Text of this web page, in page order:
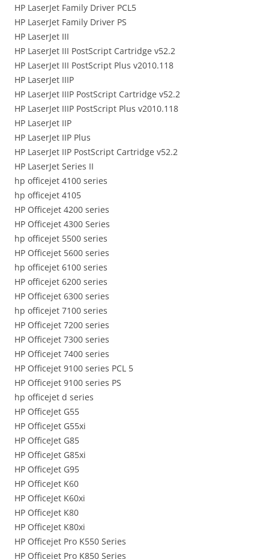
HP LaserJet Family Driver PCL5
HP LaserJet Family Driver PS
HP LaserJet III
HP LaserJet III PostScript Cartridge v52.2
HP LaserJet III PostScript Plus v2010.118
HP LaserJet IIIP
HP LaserJet IIIP PostScript Cartridge v52.2
HP LaserJet IIIP PostScript Plus v2010.118
HP LaserJet IIP
HP LaserJet IIP Plus
HP LaserJet IIP PostScript Cartridge v52.2
HP LaserJet Series II
hp officejet 4100 series
hp officejet 4105
HP Officejet 4200 series
HP Officejet 4300 Series
hp officejet 5500 series
HP Officejet 5600 series
hp officejet 6100 series
HP officejet 6200 series
HP Officejet 6300 series
hp officejet 7100 series
HP Officejet 7200 series
HP Officejet 7300 series
HP Officejet 7400 series
HP Officejet 9100 series PCL 5
HP Officejet 9100 series PS
hp officejet d series
HP OfficeJet G55
HP OfficeJet G55xi
HP OfficeJet G85
HP OfficeJet G85xi
HP OfficeJet G95
HP OfficeJet K60
HP OfficeJet K60xi
HP OfficeJet K80
HP OfficeJet K80xi
HP Officejet Pro K550 Series
HP Officejet Pro K850 Series